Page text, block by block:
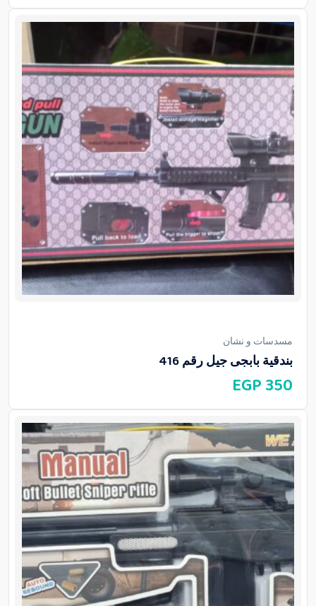
مسدسات و نشان
بندقية بابجى جيل رقم 416
350
EGP